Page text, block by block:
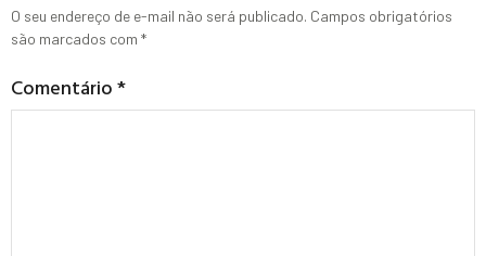
O seu endereço de e-mail não será publicado. Campos obrigatórios
são marcados com *
Comentário*